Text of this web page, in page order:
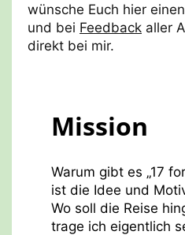
wünsche Euch hier
und bei Feedback aller
direkt bei mir.
Mission
Warum gibt es „17
ist die Idee und
Wo soll die Reise
trage ich eigentlich